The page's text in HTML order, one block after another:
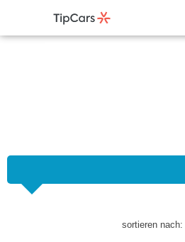
sortieren nach: